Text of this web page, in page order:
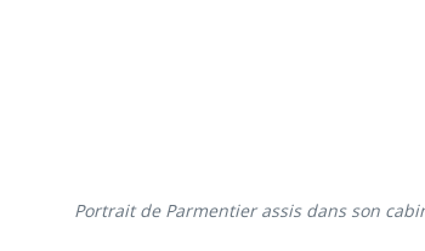
Portrait de Parmentier assis dans son